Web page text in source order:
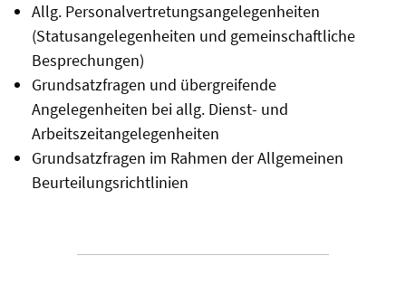
Allg. Personalvertretungsangelegenheiten
(Statusangelegenheiten und gemeinschaftliche
Besprechungen)
Grundsatzfragen und übergreifende
Angelegenheiten bei allg. Dienst- und
Arbeitszeitangelegenheiten
Grundsatzfragen im Rahmen der Allgemeinen
Beurteilungsrichtlinien